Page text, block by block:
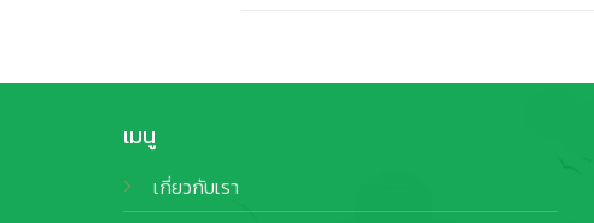
เมนู
เกี่ยวกับเรา